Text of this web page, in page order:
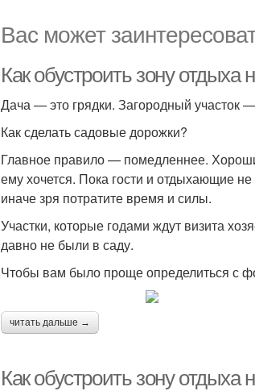
Вас может
Как обустроить зону
Дача — это грядки. Загородный участок
Как сделать садовые дорожки?
Главное правило — помедленнее.
ему хочется. Пока гости и отдыхающие
иначе зря потратите время и силы.
Участки, которые годами ждут визита
давно не были в саду.
Чтобы вам было проще определиться с
читать дальше →
Как обустроить зону